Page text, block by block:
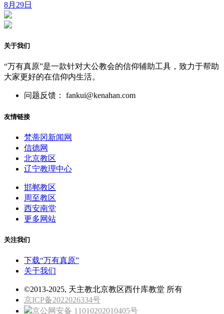
8月29日
关于我们
“万有真原”是一款针对大公教会的信仰辅助工具，致力于帮助
大家更好的在信仰内生活。
问题反馈： fankui@kenahan.com
友情链接
梵蒂冈新闻网
信德网
北京教区
辽宁教理中心
邯郸教区
周至教区
西安南堂
更多网站
关注我们
下载“万有真原”
关于我们
©2013-2025, 天主教北京教区西什库教堂 所有
京ICP备2022026334号
京公网安备 11010202010405号